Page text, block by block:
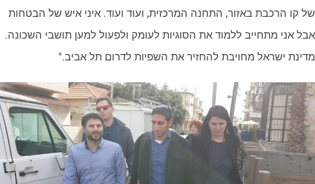
קו הרכבת באזור, התחנה המרכזית, ועוד ועוד. איני איש של הבטחות
אני מתחייב ללמוד את הסוגיות לעומק ולפעול למען תושבי השכונה.
ישראל מחויבת להחזיר את השפיות לדרום תל אביב."